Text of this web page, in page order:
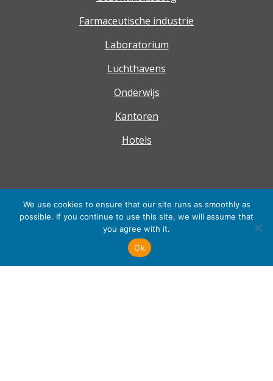
Farmaceutische industrie
Laboratorium
Luchthavens
Onderwijs
Kantoren
Hotels
Ma – Vr: 9:00 – 17:00
Za: Gesloten
Zo: Gesloten
We use cookies to ensure that our site runs as smoothly as
possible. If you continue to use this site, we will assume that
you agree with it.
Ok